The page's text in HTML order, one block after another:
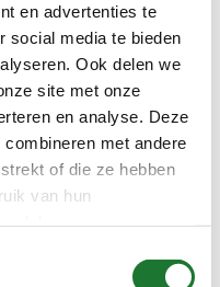
en advertenties te
social media te bieden
Ook delen we
site met onze
en analyse. Deze
met andere
of die ze hebben
van hun